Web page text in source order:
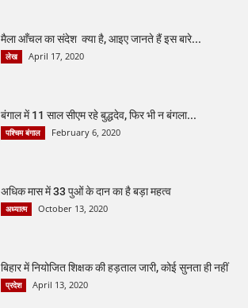
मैला आँचल का संदेश क्या है, आइए जानते हैं इस बारे...
लेख April 17, 2020
बंगाल में 11 साल सीएम रहे बुद्धदेव, फिर भी न बंगला...
पश्चिम बंगाल February 6, 2020
अधिक मास में 33 पुओं के दान का है बड़ा महत्व
अध्यात्म October 13, 2020
बिहार में नियोजित शिक्षक की हड़ताल जारी, कोई सुनता ही नहीं
प्रदेश April 13, 2020